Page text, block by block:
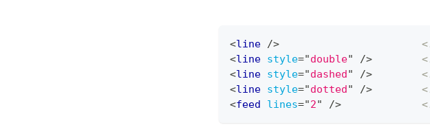
<line />
<line style="double" />
<line style="dashed" />
<line style="dotted" />
<feed lines="2" />